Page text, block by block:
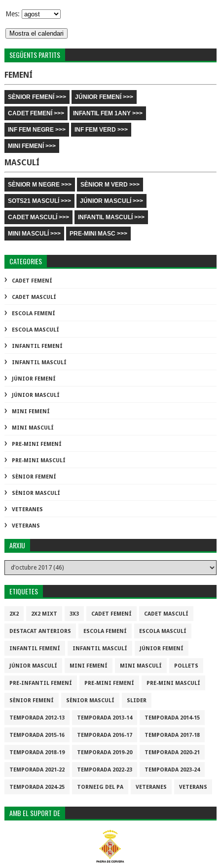
Mes:
SEGÜENTS PARTITS
FEMENÍ
SÈNIOR FEMENÍ >>> JÚNIOR FEMENÍ >>>
CADET FEMENÍ >>> INFANTIL FEM 1ANY >>>
INF FEM NEGRE >>> INF FEM VERD >>>
MINI FEMENÍ >>>
MASCULÍ
SÈNIOR M NEGRE >>> SÈNIOR M VERD >>>
SOTS21 MASCULÍ >>> JÚNIOR MASCULÍ >>>
CADET MASCULÍ >>> INFANTIL MASCULÍ >>>
MINI MASCULÍ >>> PRE-MINI MASC >>>
CATEGORIES
CADET FEMENÍ
CADET MASCULÍ
ESCOLA FEMENÍ
ESCOLA MASCULÍ
INFANTIL FEMENÍ
INFANTIL MASCULÍ
JÚNIOR FEMENÍ
JÚNIOR MASCULÍ
MINI FEMENÍ
MINI MASCULÍ
PRE-MINI FEMENÍ
PRE-MINI MASCULÍ
SÈNIOR FEMENÍ
SÈNIOR MASCULÍ
VETERANES
VETERANS
ARXIU
ETIQUETES
2X2 2X2 MIXT 3X3 CADET FEMENÍ CADET MASCULÍ
DESTACAT ANTERIORS ESCOLA FEMENÍ ESCOLA MASCULÍ
INFANTIL FEMENÍ INFANTIL MASCULÍ JÚNIOR FEMENÍ
JÚNIOR MASCULÍ MINI FEMENÍ MINI MASCULÍ POLLETS
PRE-INFANTIL FEMENÍ PRE-MINI FEMENÍ PRE-MINI MASCULÍ
SÈNIOR FEMENÍ SÈNIOR MASCULÍ SLIDER
TEMPORADA 2012-13 TEMPORADA 2013-14 TEMPORADA 2014-15
TEMPORADA 2015-16 TEMPORADA 2016-17 TEMPORADA 2017-18
TEMPORADA 2018-19 TEMPORADA 2019-20 TEMPORADA 2020-21
TEMPORADA 2021-22 TEMPORADA 2022-23 TEMPORADA 2023-24
TEMPORADA 2024-25 TORNEIG DEL PA VETERANES VETERANS
AMB EL SUPORT DE